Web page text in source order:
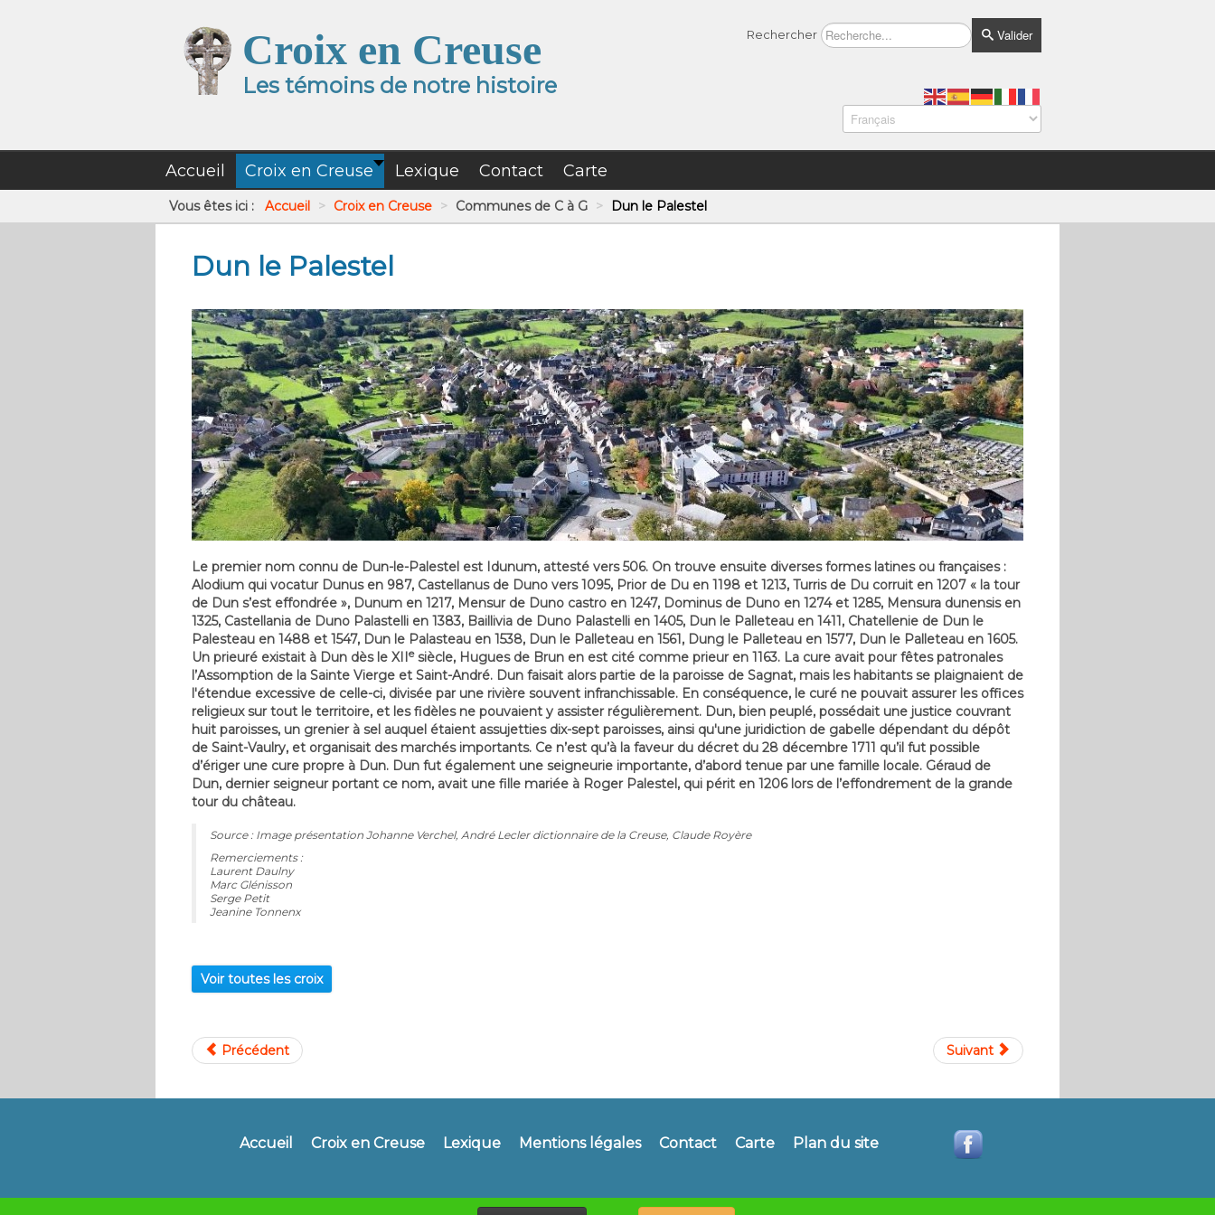
Croix en Creuse
Les témoins de notre histoire
Rechercher Valider
Accueil Croix en Creuse Lexique Contact Carte
Vous êtes ici : Accueil > Croix en Creuse > Communes de C à G > Dun le Palestel
Dun le Palestel
Le premier nom connu de Dun-le-Palestel est Idunum, attesté vers 506. On trouve ensuite diverses formes latines ou françaises :
Alodium qui vocatur Dunus en 987, Castellanus de Duno vers 1095, Prior de Du en 1198 et 1213, Turris de Du corruit en 1207 « la tour
de Dun s’est effondrée », Dunum en 1217, Mensur de Duno castro en 1247, Dominus de Duno en 1274 et 1285, Mensura dunensis en
1325, Castellania de Duno Palastelli en 1383, Baillivia de Duno Palastelli en 1405, Dun le Palleteau en 1411, Chatellenie de Dun le
Palesteau en 1488 et 1547, Dun le Palasteau en 1538, Dun le Palleteau en 1561, Dung le Palleteau en 1577, Dun le Palleteau en 1605.
Un prieuré existait à Dun dès le XIIesiècle, Hugues de Brun en est cité comme prieur en 1163. La cure avait pour fêtes patronales
l’Assomption de la Sainte Vierge et Saint-André. Dun faisait alors partie de la paroisse de Sagnat, mais les habitants se plaignaient de
l'étendue excessive de celle-ci, divisée par une rivière souvent infranchissable. En conséquence, le curé ne pouvait assurer les offices
religieux sur tout le territoire, et les fidèles ne pouvaient y assister régulièrement. Dun, bien peuplé, possédait une justice couvrant
huit paroisses, un grenier à sel auquel étaient assujetties dix-sept paroisses, ainsi qu'une juridiction de gabelle dépendant du dépôt
de Saint-Vaulry, et organisait des marchés importants. Ce n’est qu’à la faveur du décret du 28 décembre 1711 qu’il fut possible
d’ériger une cure propre à Dun. Dun fut également une seigneurie importante, d’abord tenue par une famille locale. Géraud de
Dun, dernier seigneur portant ce nom, avait une fille mariée à Roger Palestel, qui périt en 1206 lors de l’effondrement de la grande
tour du château.
Source : Image présentation Johanne Verchel, André Lecler dictionnaire de la Creuse, Claude Royère
Remerciements :
Laurent Daulny
Marc Glénisson
Serge Petit
Jeanine Tonnenx
Voir toutes les croix
Précédent Suivant
Accueil Croix en Creuse Lexique Mentions légales Contact Carte Plan du site